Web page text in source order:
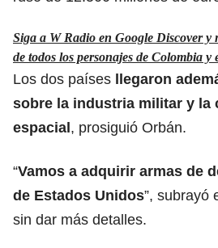
Siga a W Radio en Google Discover y
de todos los personajes de Colombia y
Los dos países llegaron
sobre la industria militar y la
espacial, prosiguió Orbán.
“Vamos a adquirir armas de
de Estados Unidos”, subrayó
sin dar más detalles.